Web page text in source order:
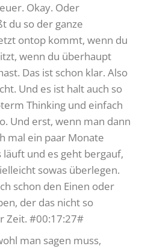
Okay. Oder
du so der ganze
ontop kommt, wenn du
wenn du überhaupt
Das ist schon klar. Also
Und es ist halt auch so
Thinking und einfach
Und erst, wenn man dann
mal ein paar Monate
und es geht bergauf,
sowas überlegen.
schon den Einen oder
der das nicht so
Zeit. #00:17:27#
man sagen muss,